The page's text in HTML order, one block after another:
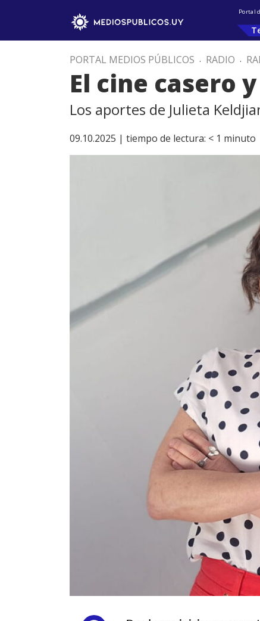
Portal
PORTAL MEDIOS PÚBLICOS . RADIO .
El cine casero
Los aportes de Julieta
09.10.2025 | tiempo de lectura: < 1 minuto